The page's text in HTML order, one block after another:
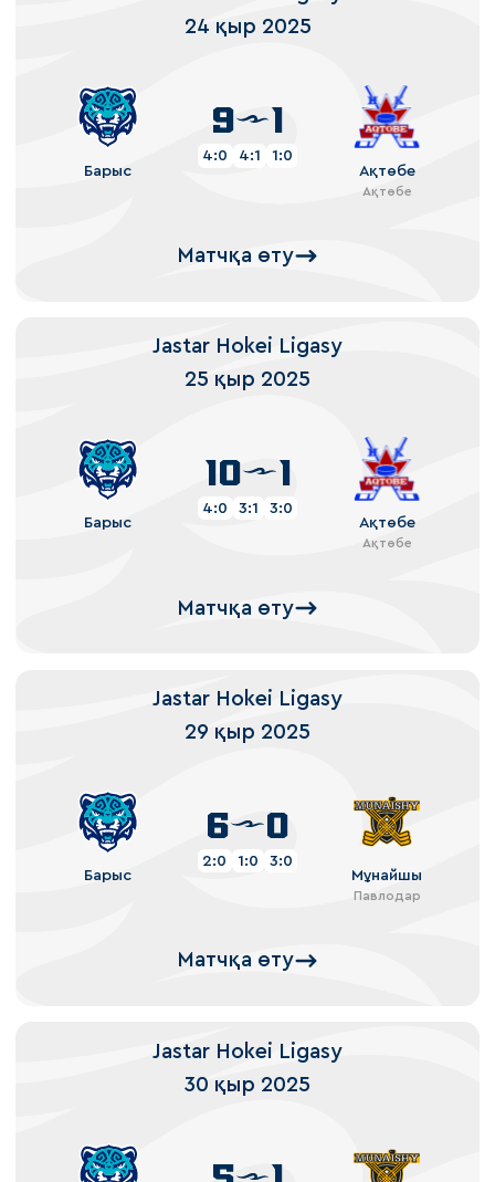
24 қыр 2025
Барыс
9 1
4:0 4:1
1:0
Ақтөбе
Ақтөбе
Матчқа өту
Jastar Hokei Ligasy
25 қыр 2025
Барыс
10 1
4:0 3:1
3:0
Ақтөбе
Ақтөбе
Матчқа өту
Jastar Hokei Ligasy
29 қыр 2025
Барыс
6 0
2:0 1:0
3:0
Мұнайшы
Павлодар
Матчқа өту
Jastar Hokei Ligasy
30 қыр 2025